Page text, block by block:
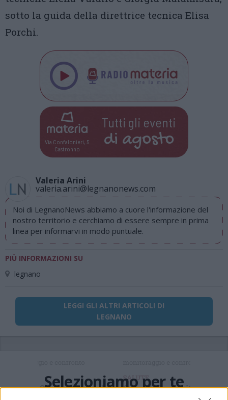
sotto la guida della direttrice tecnica Elisa
Porchi.
Via Confalonieri, 5
Castronno
Tutti gli eventi
di agosto
Valeria Arini
valeria.arini@legnanonews.com
Noi di LegnanoNews abbiamo a cuore l'informazione del
nostro territorio e cerchiamo di essere sempre in prima
linea per informarvi in modo puntuale.
PIÙ INFORMAZIONI SU
legnano
LEGGI GLI ALTRI ARTICOLI DI
LEGNANO
Selezioniamo per te